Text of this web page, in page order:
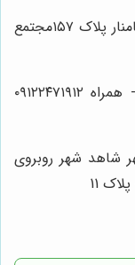
آدرس دفتر: تهران خیابان ۱۵خرداد خیابان پامنار پلاک ۱۵۷مجتمع
تلفن دفتر: ۰۲۱۳۶۰۵۶۱۶۲ - ۰۲۱۳۳۹۵۲۱۷۹ - همراه ۰۹۱۲۲۴۷۱۹۱۲
شاهد شهر روبروی
11